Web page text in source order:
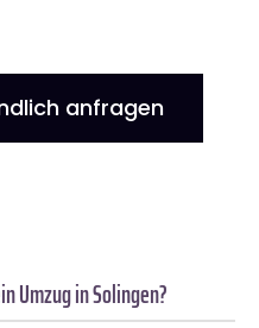
anfragen
Umzug in Solingen?